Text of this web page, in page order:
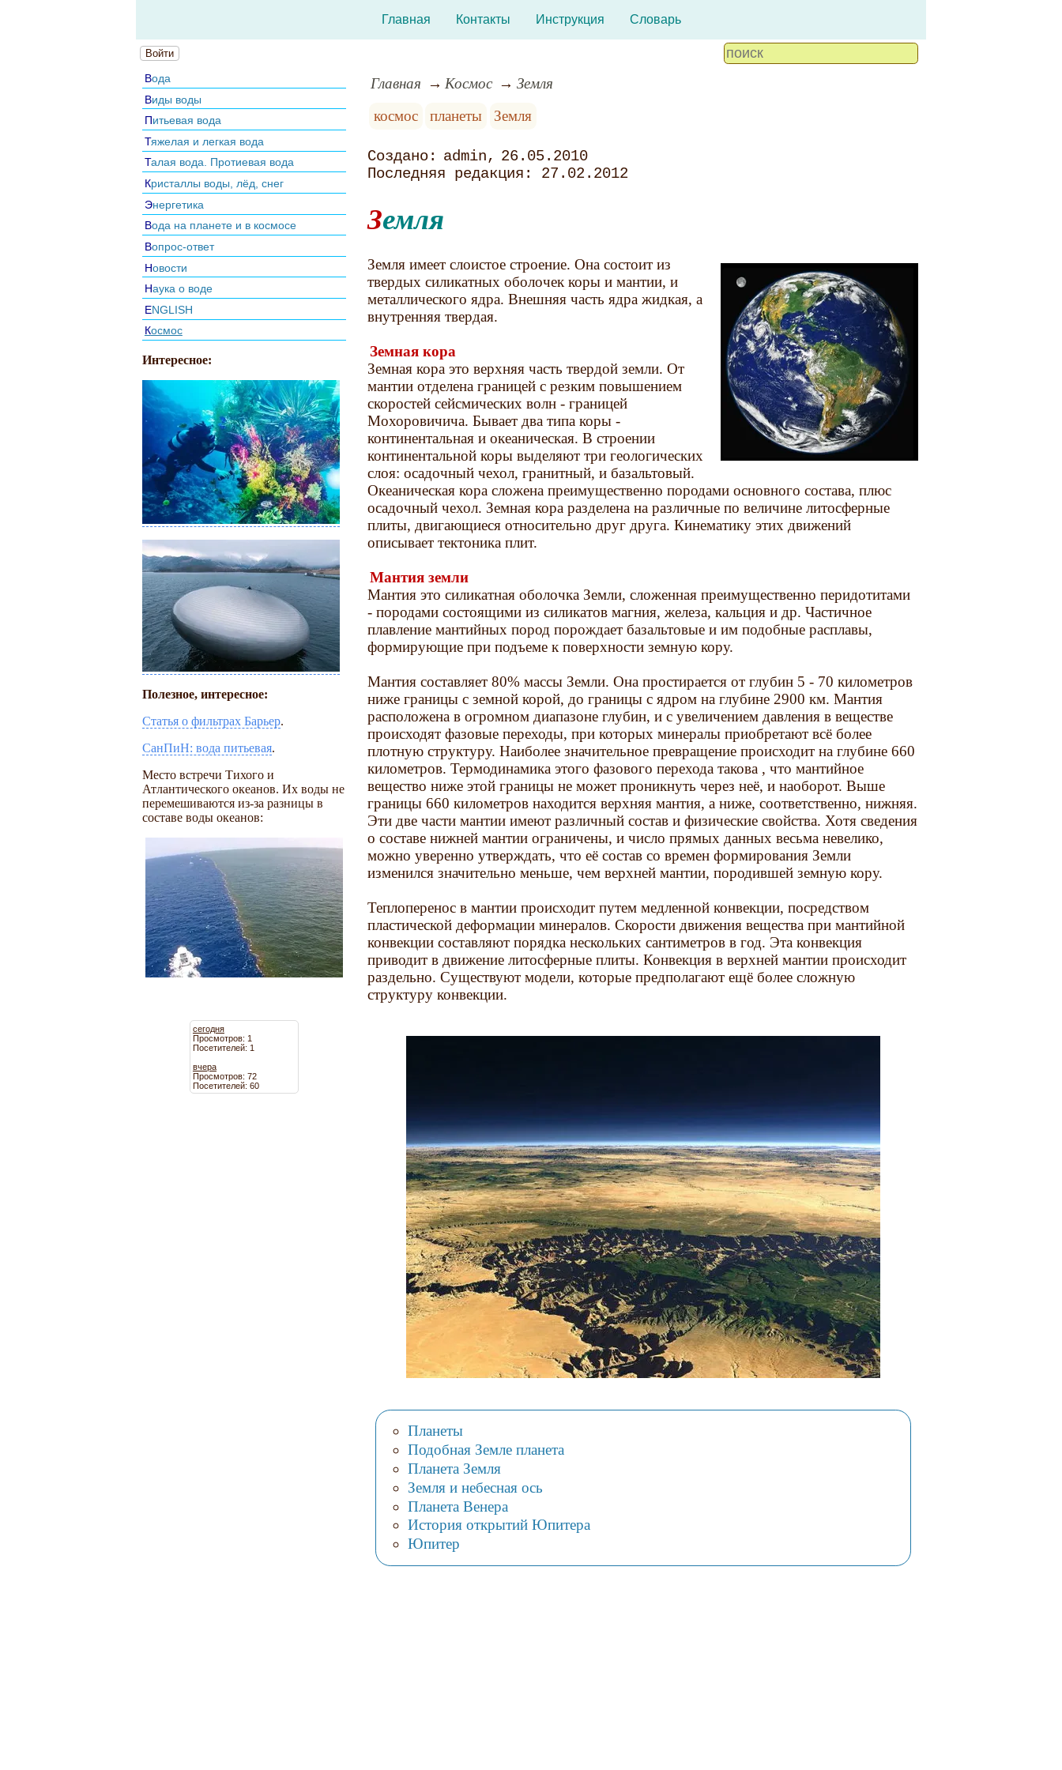
Главная Контакты Инструкция Словарь
Войти
Вода
Виды воды
Питьевая вода
Тяжелая и легкая вода
Талая вода. Протиевая вода
Кристаллы воды, лёд, снег
Энергетика
Вода на планете и в космосе
Вопрос-ответ
Новости
Наука о воде
ENGLISH
Космос
Интересное:
Полезное, интересное:
Статья о фильтрах Барьер.
СанПиН: вода питьевая.
Место встречи Тихого и
Атлантического океанов. Их воды не
перемешиваются из-за разницы в
составе воды океанов:
сегодня
Просмотров: 1
Посетителей: 1
вчера
Просмотров: 72
Посетителей: 60
Главная Космос
Земля
космос
планеты Земля
admin
26.05.2010
27.02.2012
Земля
Земля имеет слоистое строение. Она состоит из
твердых силикатных оболочек коры и мантии, и
металлического ядра. Внешняя часть ядра жидкая, а
внутренняя твердая.
Земная кора
Земная кора это верхняя часть твердой земли. От
мантии отделена границей с резким повышением
скоростей сейсмических волн - границей
Мохоровичича. Бывает два типа коры -
континентальная и океаническая. В строении
континентальной коры выделяют три геологических
слоя: осадочный чехол, гранитный, и базальтовый.
Океаническая кора сложена преимущественно породами основного состава, плюс
осадочный чехол. Земная кора разделена на различные по величине литосферные
плиты, двигающиеся относительно друг друга. Кинематику этих движений
описывает тектоника плит.
Мантия земли
Мантия это силикатная оболочка Земли, сложенная преимущественно перидотитами
- породами состоящими из силикатов магния, железа, кальция и др. Частичное
плавление мантийных пород порождает базальтовые и им подобные расплавы,
формирующие при подъеме к поверхности земную кору.
Мантия составляет 80% массы Земли. Она простирается от глубин 5 - 70 километров
ниже границы с земной корой, до границы с ядром на глубине 2900 км. Мантия
расположена в огромном диапазоне глубин, и с увеличением давления в веществе
происходят фазовые переходы, при которых минералы приобретают всё более
плотную структуру. Наиболее значительное превращение происходит на глубине 660
километров. Термодинамика этого фазового перехода такова , что мантийное
вещество ниже этой границы не может проникнуть через неё, и наоборот. Выше
границы 660 километров находится верхняя мантия, а ниже, соответственно, нижняя.
Эти две части мантии имеют различный состав и физические свойства. Хотя сведения
о составе нижней мантии ограничены, и число прямых данных весьма невелико,
можно уверенно утверждать, что её состав со времен формирования Земли
изменился значительно меньше, чем верхней мантии, породившей земную кору.
Теплоперенос в мантии происходит путем медленной конвекции, посредством
пластической деформации минералов. Скорости движения вещества при мантийной
конвекции составляют порядка нескольких сантиметров в год. Эта конвекция
приводит в движение литосферные плиты. Конвекция в верхней мантии происходит
раздельно. Существуют модели, которые предполагают ещё более сложную
структуру конвекции.
Планеты
Подобная Земле планета
Планета Земля
Земля и небесная ось
Планета Венера
История открытий Юпитера
Юпитер